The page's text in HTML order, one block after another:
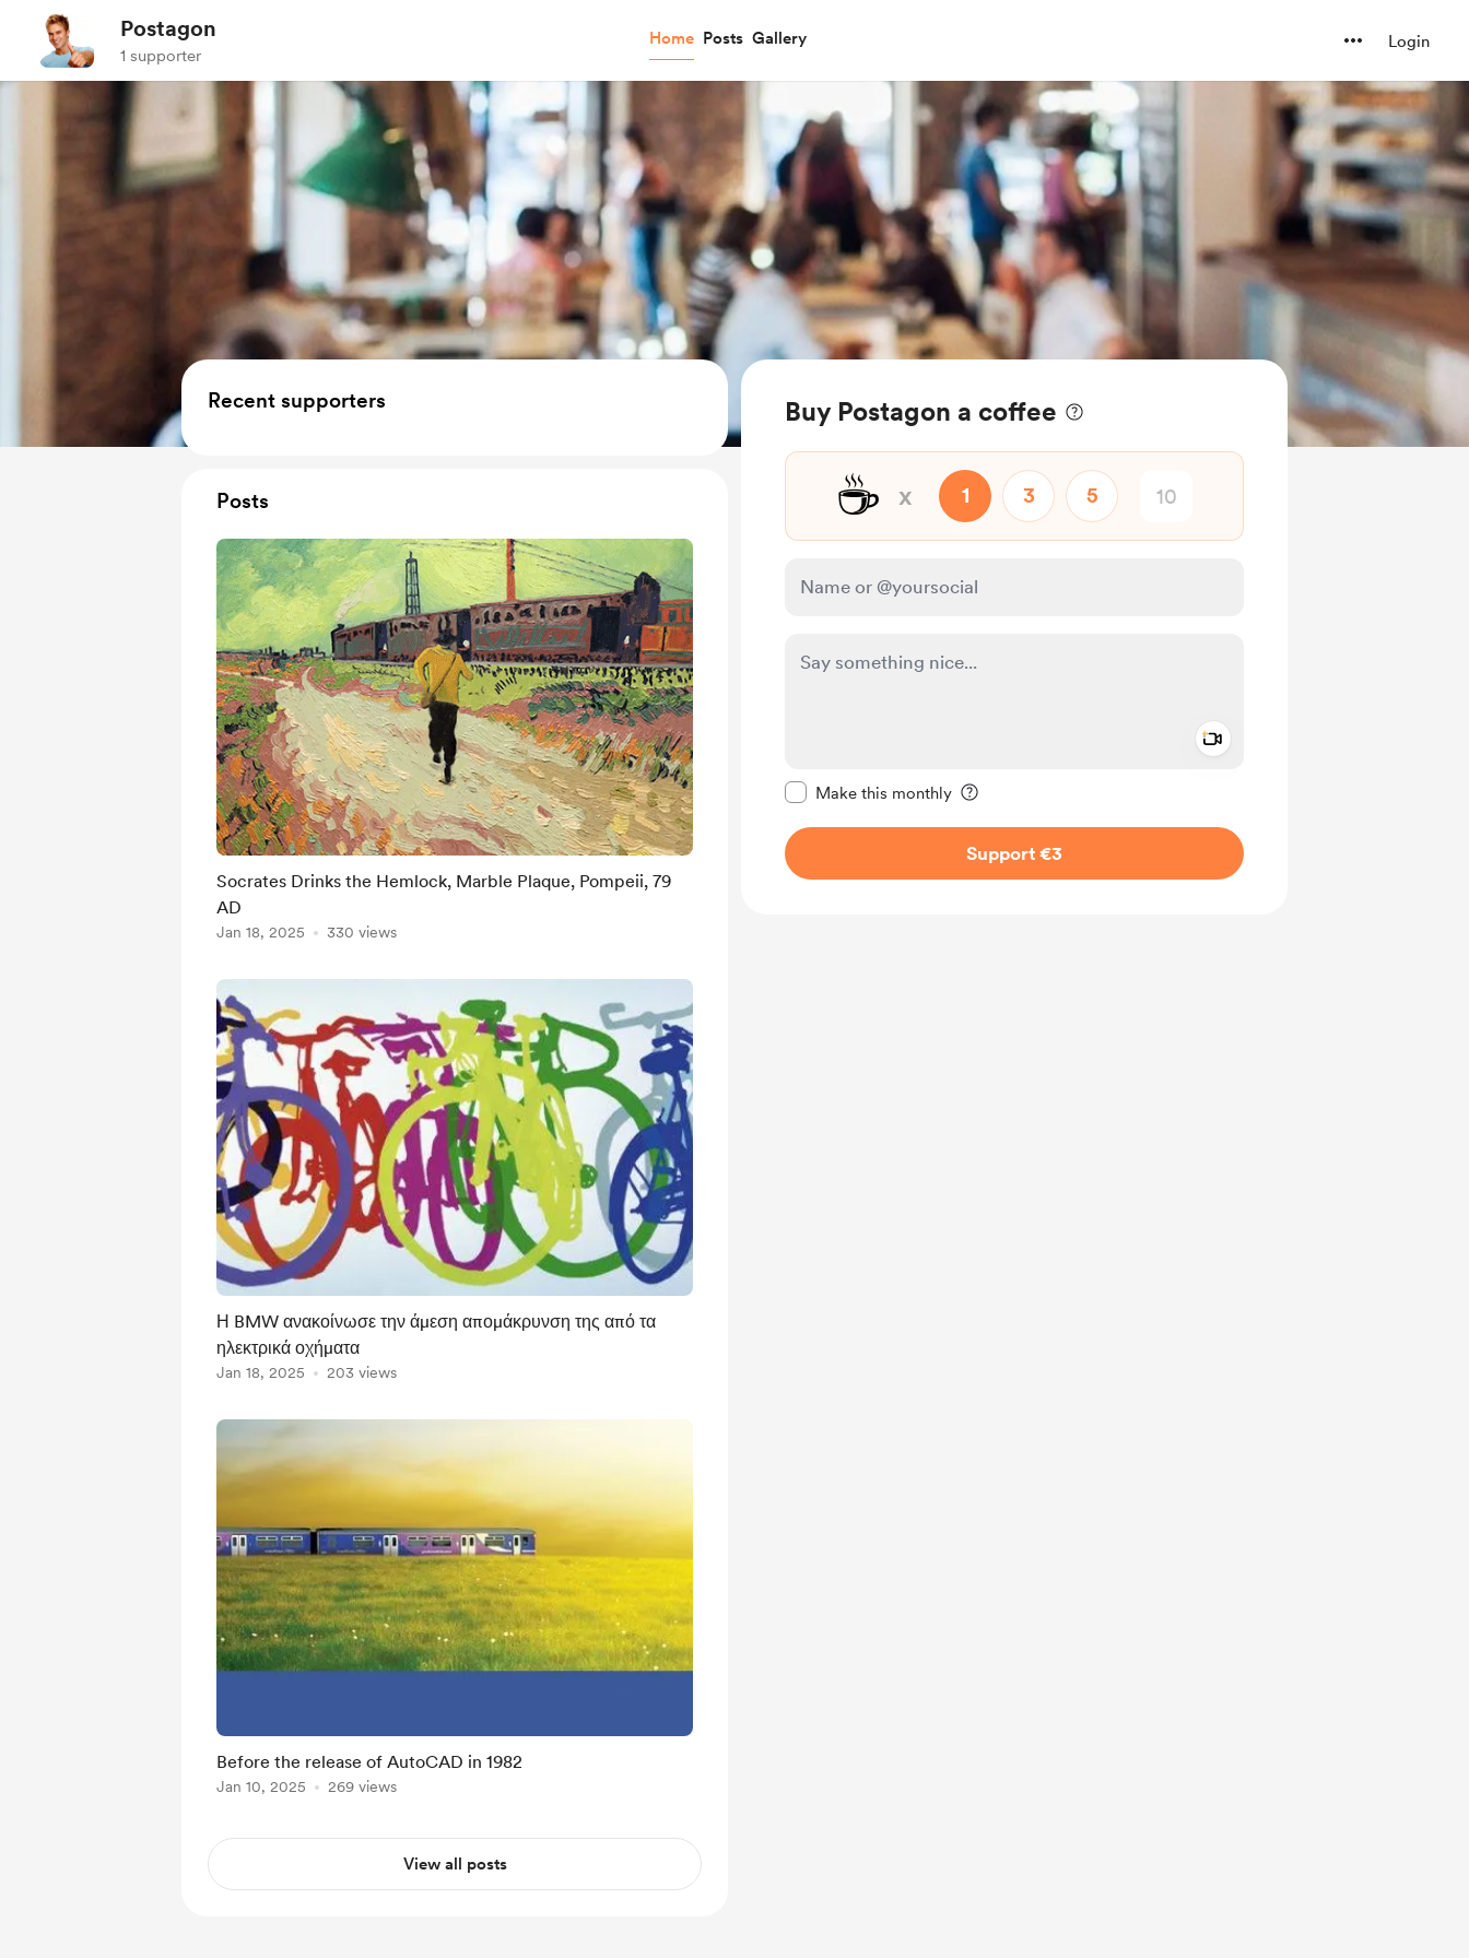
Postagon
1 supporter
Home Posts Gallery Login
Buy Postagon a coffee
☕ x 1 3 5
Make this monthly
Support €3
Recent supporters
Posts
Socrates Drinks the Hemlock, Marble Plaque, Pompeii, 79
AD
Jan 18, 2025 330 views
Η BMW ανακοίνωσε την άμεση απομάκρυνση της από τα
ηλεκτρικά οχήματα
Jan 18, 2025 203 views
Before the release of AutoCAD in 1982
Jan 10, 2025 269 views
View all posts